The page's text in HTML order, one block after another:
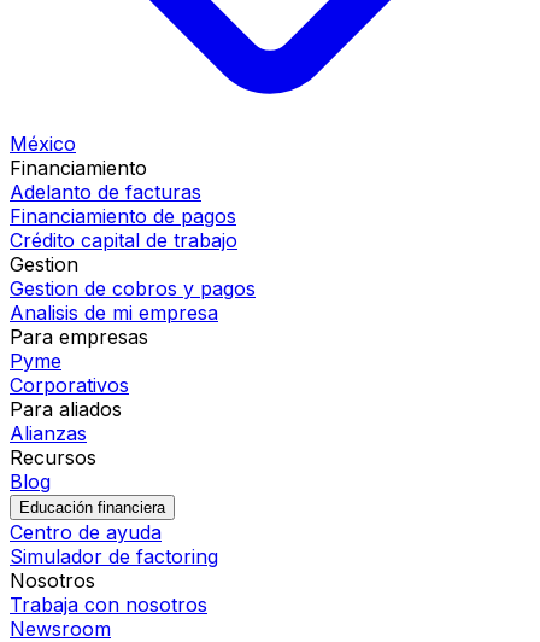
México
Financiamiento
Adelanto de facturas
Financiamiento de pagos
Crédito capital de trabajo
Gestion
Gestion de cobros y pagos
Analisis de mi empresa
Para empresas
Pyme
Corporativos
Para aliados
Alianzas
Recursos
Blog
Educación financiera
Centro de ayuda
Simulador de factoring
Nosotros
Trabaja con nosotros
Newsroom